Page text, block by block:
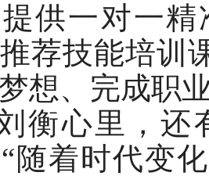
供一对一
荐技能培训
想、完成职
衡心里，还
随着时代变